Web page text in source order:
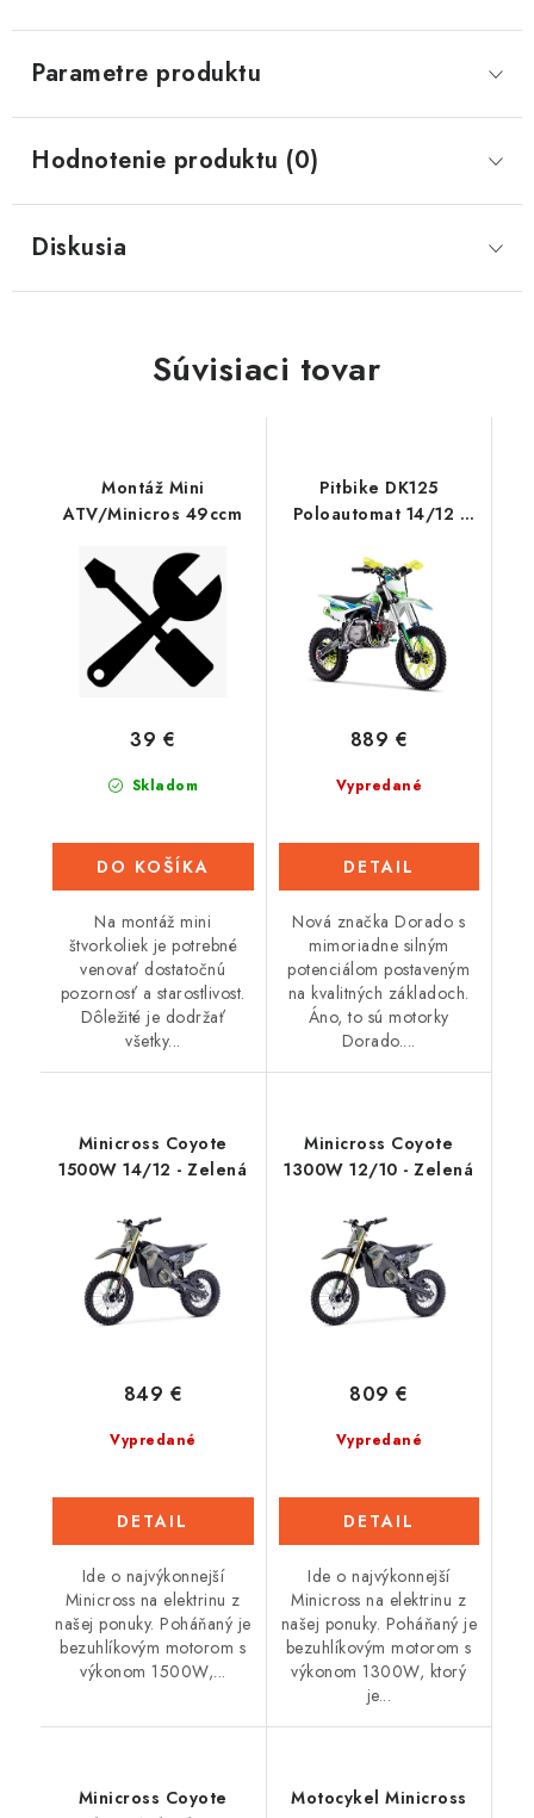
Parametre produktu
Hodnotenie produktu (0)
Diskusia
Súvisiaci tovar
Montáž Mini
ATV/Minicros 49ccm
Skladom
39 €
DO KOŠÍKA
Na montáž mini
štvorkoliek je potrebné
venovať dostatočnú
pozornosť a starostlivost.
Dôležité je dodržať
všetky...
Pitbike DK125
Poloautomat 14/12 -
Vypredané
889 €
DETAIL
Nová značka Dorado s
mimoriadne silným
potenciálom postaveným
na kvalitných základoch.
Áno, to sú motorky
Dorado....
Minicross Coyote
1500W 14/12 - Zelená
Vypredané
849 €
DETAIL
Ide o najvýkonnejší
Minicross na elektrinu z
našej ponuky. Poháňaný je
bezuhlíkovým motorom s
výkonom 1500W,...
Minicross Coyote
1300W 12/10 - Zelená
Vypredané
809 €
DETAIL
Ide o najvýkonnejší
Minicross na elektrinu z
našej ponuky. Poháňaný je
bezuhlíkovým motorom s
výkonom 1300W, ktorý
je...
Minicross Coyote
Motocykel Minicross